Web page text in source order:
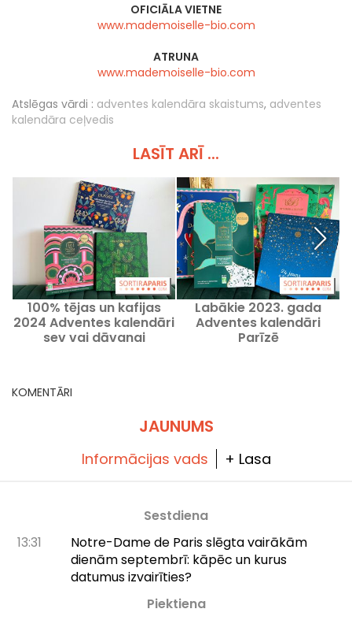
OFICIĀLA VIETNE
www.mademoiselle-bio.com
ATRUNA
www.mademoiselle-bio.com
Atslēgas vārdi : adventes kalendāra skaistums, adventes
kalendāra ceļvedis
LASĪT ARĪ ...
100% tējas un kafijas
2024 Adventes kalendāri
sev vai dāvanai
Labākie 2023. gada
Adventes kalendāri
Parīzē
KOMENTĀRI
JAUNUMS
Informācijas vads + Lasa
Sestdiena
13:31
Notre-Dame de Paris slēgta vairākām
dienām septembrī: kāpēc un kurus
datumus izvairīties?
Piektiena